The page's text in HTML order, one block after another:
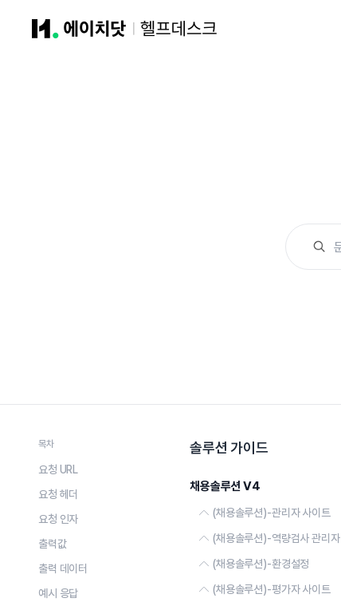
솔루션 가이드
채용솔루션 V4
(채용솔루션)-관리자 사이트
채용공고
(채용솔루션)-역량검사 관리자
검사 설정
(채용솔루션)-환경설정
기본제품설정
(채용솔루션)-평가자 사이트
목차
요청 URL
요청 헤더
요청 인자
출력값
출력 데이터
예시 응답